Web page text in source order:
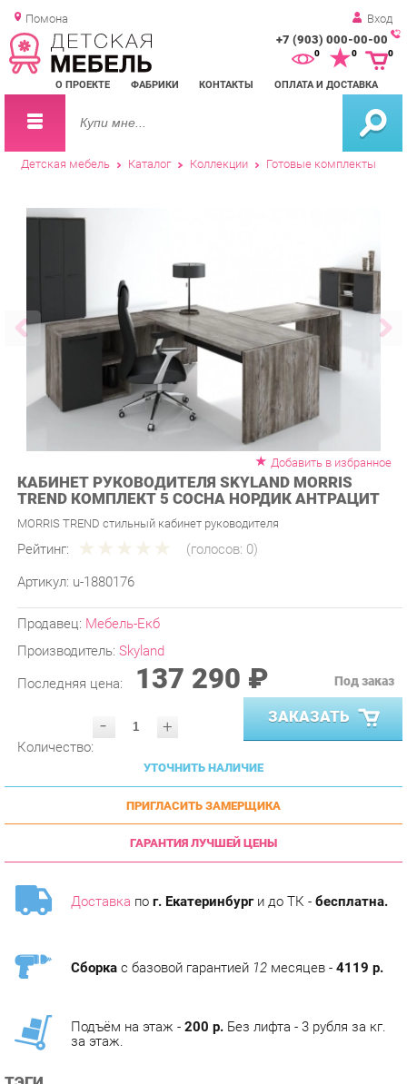
Помона Вход
+7 (903) 000-00-00
О ПРОЕКТЕ ФАБРИКИ КОНТАКТЫ ОПЛАТА И ДОСТАВКА
0 0
Детская мебель Каталог Коллекции Готовые комплекты
Добавить в избранное
КАБИНЕТ РУКОВОДИТЕЛЯ SKYLAND MORRIS
TREND КОМПЛЕКТ 5 СОСНА НОРДИК АНТРАЦИТ
MORRIS TREND стильный кабинет руководителя
Рейтинг: (голосов:0)
Артикул: u-1880176
Производитель:Skyland
Последняя цена: 137 290 ₽
- ЗАКАЗАТЬ
УТОЧНИТЬ НАЛИЧИЕ
ПРИГЛАСИТЬ ЗАМЕРЩИКА
ГАРАНТИЯ ЛУЧШЕЙ ЦЕНЫ
Доставкапог. Екатеринбурги до ТК -бесплатна.
ТЭГИ